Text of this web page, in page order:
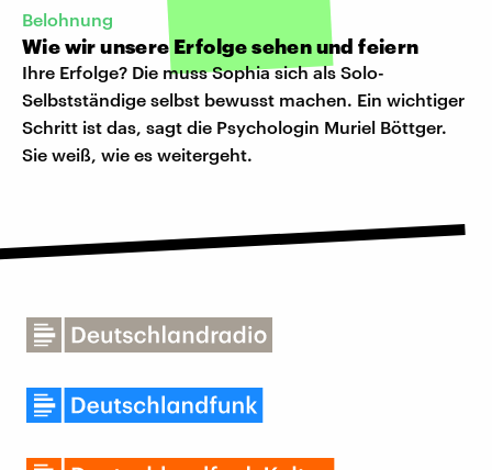
Belohnung
Wie wir unsere Erfolge sehen und feiern
Ihre Erfolge? Die muss Sophia sich als Solo-
Selbstständige selbst bewusst machen. Ein wichtiger
Schritt ist das, sagt die Psychologin Muriel Böttger.
Sie weiß, wie es weitergeht.